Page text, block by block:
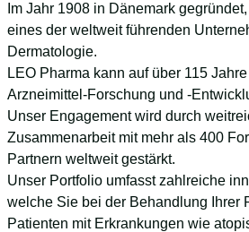
Im Jahr 1908 in Dänemark
eines der weltweit führenden
Dermatologie.
LEO Pharma kann auf über 115
Arzneimittel-Forschung und -
Unser Engagement wird durch
Zusammenarbeit mit mehr als 400
Partnern weltweit gestärkt.
Unser Portfolio umfasst zahlreiche
welche Sie bei der Behandlung Ihrer
Patienten mit Erkrankungen wie